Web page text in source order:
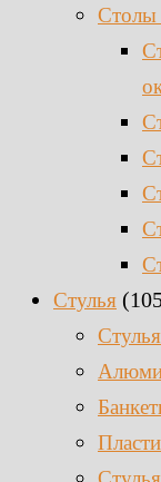
Столы
Стулья